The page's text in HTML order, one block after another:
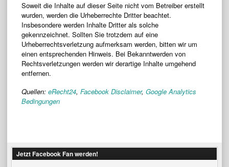
Soweit die Inhalte auf dieser Seite nicht vom Betreiber erstellt
wurden, werden die Urheberrechte Dritter beachtet.
Insbesondere werden Inhalte Dritter als solche
gekennzeichnet. Sollten Sie trotzdem auf eine
Urheberrechtsverletzung aufmerksam werden, bitten wir um
einen entsprechenden Hinweis. Bei Bekanntwerden von
Rechtsverletzungen werden wir derartige Inhalte umgehend
entfernen.
Quellen: eRecht24, Facebook Disclaimer, Google Analytics
Bedingungen
Jetzt Facebook Fan werden!